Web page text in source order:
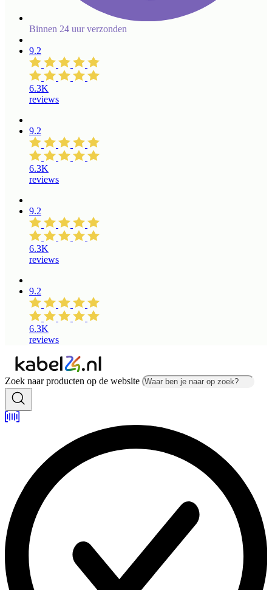
Binnen 24 uur verzonden
9.2
6.3K
reviews
9.2
6.3K
reviews
9.2
6.3K
reviews
9.2
6.3K
reviews
Zoek naar producten op de website